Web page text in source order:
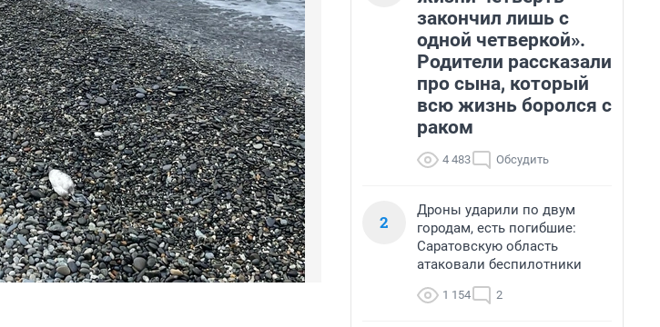
закончил лишь с
одной четверкой».
Родители рассказали
про сына, который
всю жизнь боролся с
раком
4 483 Обсудить
2
Дроны ударили по двум
городам, есть погибшие:
Саратовскую область
атаковали беспилотники
1 154 2